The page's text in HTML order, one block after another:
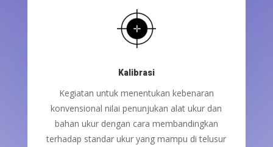
Kalibrasi
Kegiatan untuk menentukan kebenaran
konvensional nilai penunjukan alat ukur dan
bahan ukur dengan cara membandingkan
terhadap standar ukur yang mampu di telusur